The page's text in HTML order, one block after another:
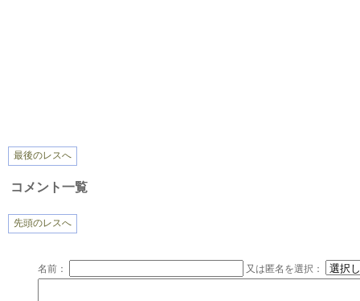
最後のレスへ
コメント一覧
先頭のレスへ
名前： 又は匿名を選択：